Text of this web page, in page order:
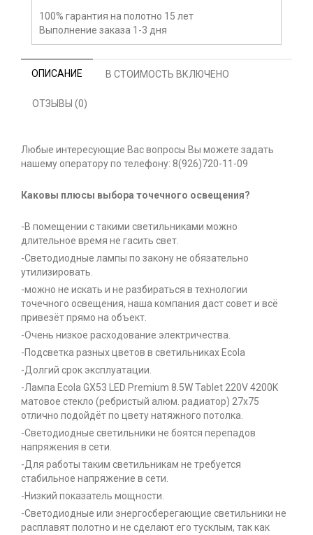
100% гарантия на полотно 15 лет
Выполнение заказа 1-3 дня
ОПИСАНИЕ В СТОИМОСТЬ ВКЛЮЧЕНО
ОТЗЫВЫ (0)
Любые интересующие Вас вопросы Вы можете задать
нашему оператору по телефону: 8(926)720-11-09
Каковы плюсы выбора точечного освещения?
-В помещении с такими светильниками можно
длительное время не гасить свет.
-Светодиодные лампы по закону не обязательно
утилизировать.
-можно не искать и не разбираться в технологии
точечного освещения, наша компания даст совет и всё
привезёт прямо на объект.
-Очень низкое расходование электричества.
-Подсветка разных цветов в светильниках Ecola
-Долгий срок эксплуатации.
-Лампа Ecola GX53 LED Premium 8.5W Tablet 220V 4200K
матовое стекло (ребристый алюм. радиатор) 27x75
отлично подойдёт по цвету натяжного потолка.
-Светодиодные светильники не боятся перепадов
напряжения в сети.
-Для работы таким светильникам не требуется
стабильное напряжение в сети.
-Низкий показатель мощности.
-Светодиодные или энергосберегающие светильники не
расплавят полотно и не сделают его тусклым, так как